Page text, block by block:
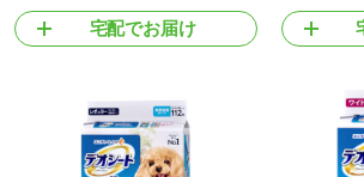
宅配でお届け